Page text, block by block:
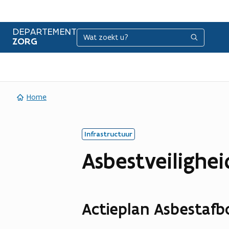
DEPARTEMENT
ZORG
Zoeken Zoeken
Home
Infrastructuur
Actieplan